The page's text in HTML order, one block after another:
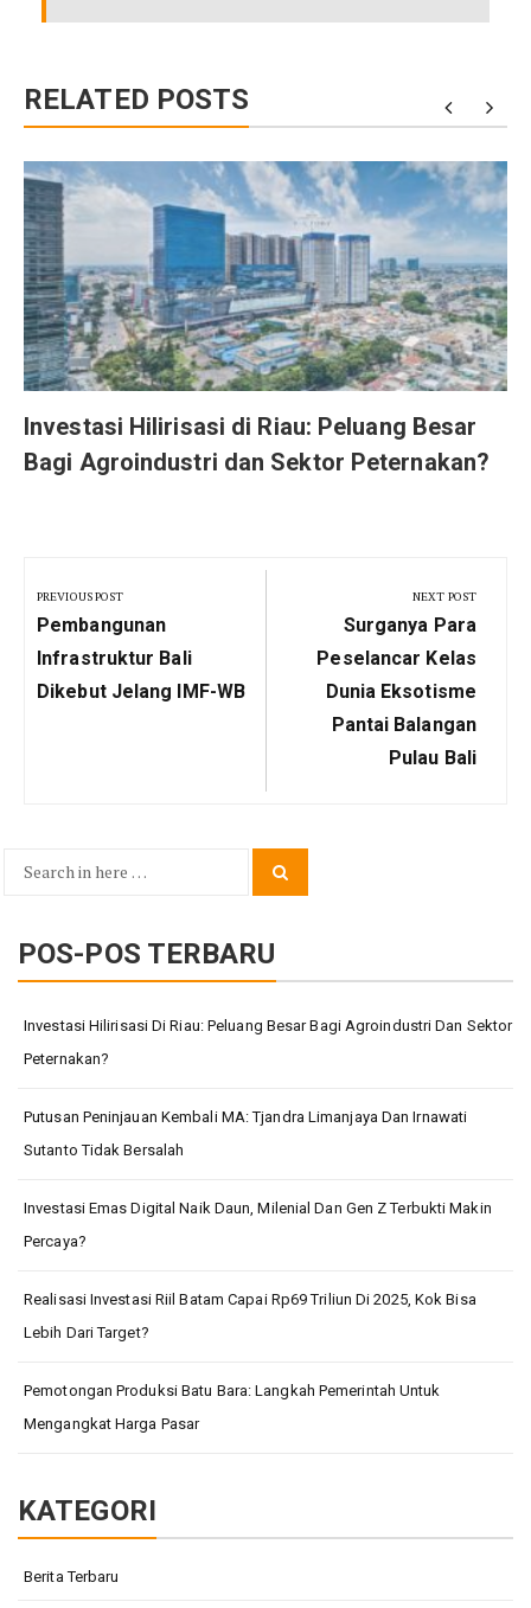
RELATED POSTS
Investasi Hilirisasi di Riau: Peluang Besar
Bagi Agroindustri dan Sektor Peternakan?
pos
PREVIOUS POST
Previous
Post:
Pembangunan
Infrastruktur Bali
Dikebut Jelang IMF-WB
NEXT POST
Next
Post:
Surganya Para
Peselancar Kelas
Dunia Eksotisme
Pantai Balangan
Pulau Bali
Search
POS-POS TERBARU
Investasi Hilirisasi Di Riau: Peluang Besar Bagi Agroindustri Dan Sektor
Peternakan?
Putusan Peninjauan Kembali MA: Tjandra Limanjaya Dan Irnawati
Sutanto Tidak Bersalah
Investasi Emas Digital Naik Daun, Milenial Dan Gen Z Terbukti Makin
Percaya?
Realisasi Investasi Riil Batam Capai Rp69 Triliun Di 2025, Kok Bisa
Lebih Dari Target?
Pemotongan Produksi Batu Bara: Langkah Pemerintah Untuk
Mengangkat Harga Pasar
KATEGORI
Berita Terbaru